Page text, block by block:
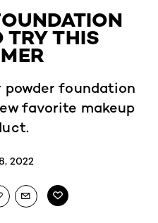
TRY THIS
foundation
favorite makeup
2022